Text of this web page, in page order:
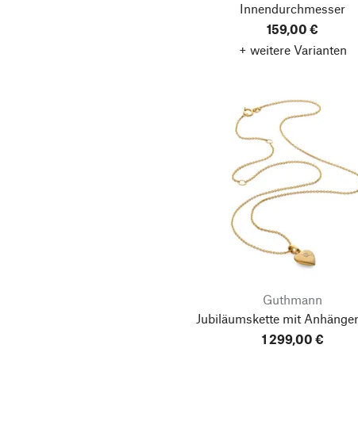
Innendurchmesser
159,00 €
+ weitere Varianten
Guthmann
Jubiläumskette mit
1 299,00 €